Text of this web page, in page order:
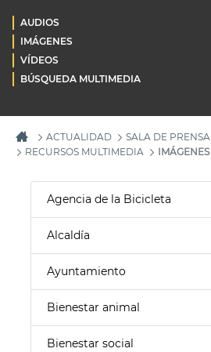
AUDIOS
IMÁGENES
VÍDEOS
BÚSQUEDA MULTIMEDIA
ACTUALIDAD
SALA DE PRENSA
RECURSOS MULTIMEDIA
IMÁGENES
Agencia de la Bicicleta
Alcaldía
Ayuntamiento
Bienestar animal
Bienestar social